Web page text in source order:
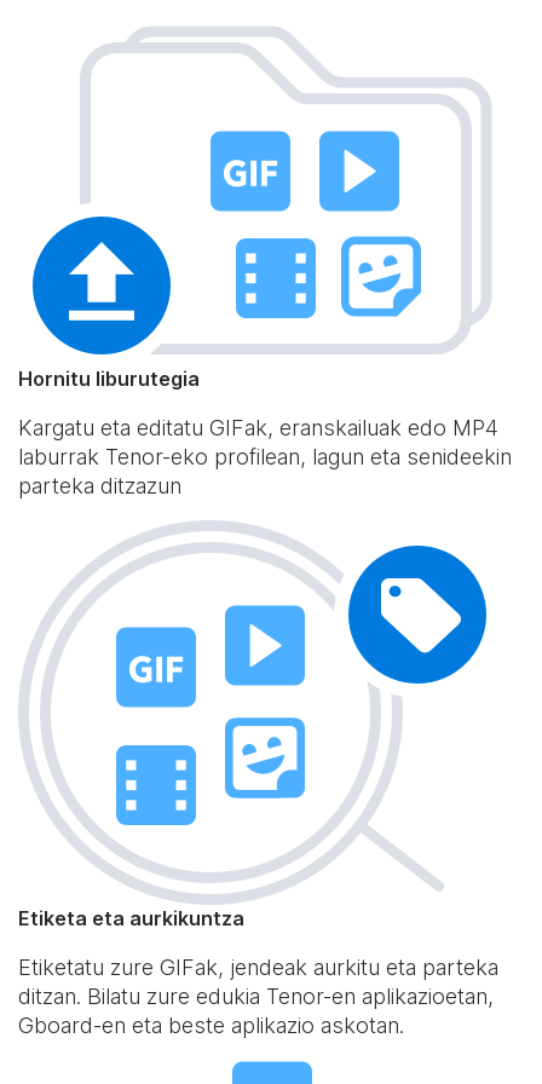
Hornitu liburutegia
Kargatu eta editatu GIFak, eranskailuak edo MP4
laburrak Tenor-eko profilean, lagun eta senideekin
parteka ditzazun
Etiketa eta aurkikuntza
Etiketatu zure GIFak, jendeak aurkitu eta parteka
ditzan. Bilatu zure edukia Tenor-en aplikazioetan,
Gboard-en eta beste aplikazio askotan.